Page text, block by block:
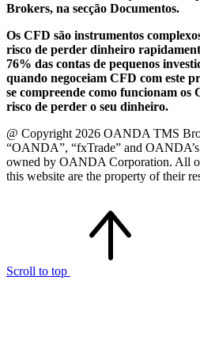
Brokers, na secção Documentos.
Os CFD são instrumentos
risco de perder dinheiro
76% das contas de pequenos
quando negoceiam CFD com este
se compreende como funcionam os
risco de perder o seu dinheiro.
@ Copyright 2026 OANDA TMS
“OANDA”, “fxTrade” and
owned by OANDA Corporation. All
this website are the property of their
Scroll to top